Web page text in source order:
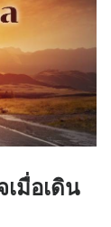
มื่อเดิน